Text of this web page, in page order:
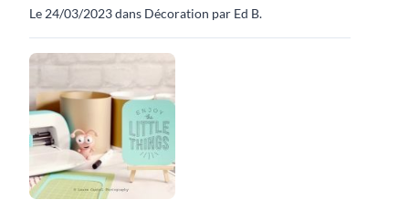
Le 24/03/2023 dans Décoration par Ed B.